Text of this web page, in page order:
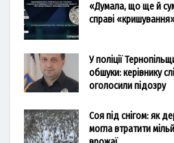
«Думала, що ще й
справі
У поліції
обшуки: керівнику
оголосили підозру
Соя під снігом: як
могла втратити